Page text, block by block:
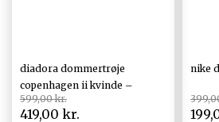
diadora dommertrøje
copenhagen ii kvinde –
kobber
599,00 kr.
419,00 kr.
nike